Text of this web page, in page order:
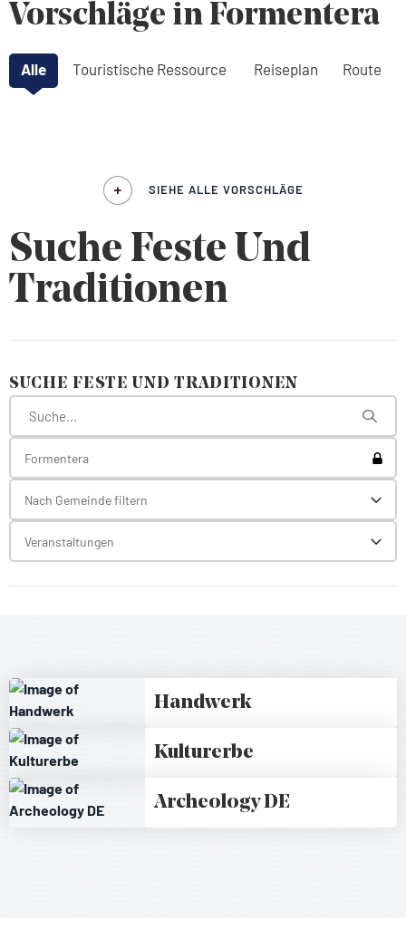
Vorschläge in Formentera
Alle Touristische Ressource Reiseplan Route
SIEHE ALLE VORSCHLÄGE
Suche Feste Und
Traditionen
SUCHE FESTE UND TRADITIONEN
Formentera
Nach Gemeinde filtern
Veranstaltungen
Handwerk
Kulturerbe
Archeology DE